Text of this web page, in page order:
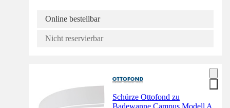
Online bestellbar
Nicht reservierbar
Schürze Ottofond zu
Badewanne Campus Modell A